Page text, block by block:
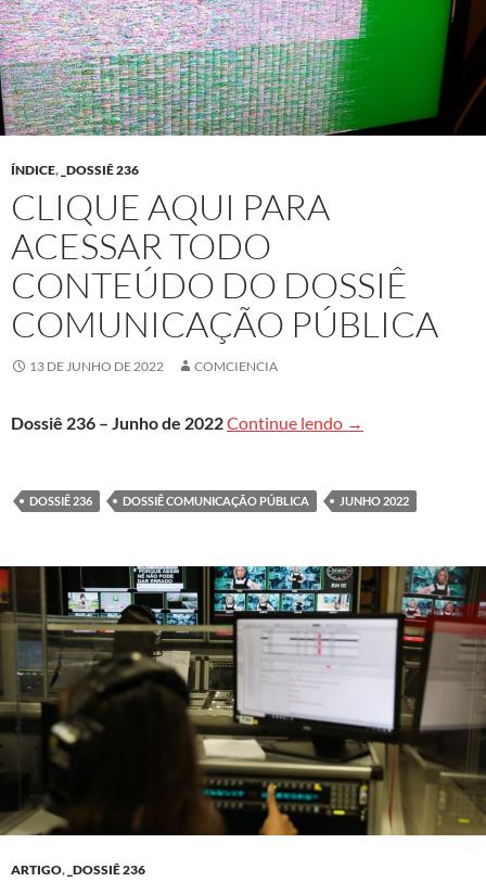
ÍNDICE, _DOSSIÊ 236
CLIQUE AQUI PARA
ACESSAR TODO
CONTEÚDO DO DOSSIÊ
COMUNICAÇÃO PÚBLICA
13 DE JUNHO DE 2022 COMCIENCIA
Dossiê 236 – Junho de 2022Continue lendo Clique aqui para
→
DOSSIÊ 236 DOSSIÊ COMUNICAÇÃO PÚBLICA JUNHO 2022
ARTIGO, _DOSSIÊ 236